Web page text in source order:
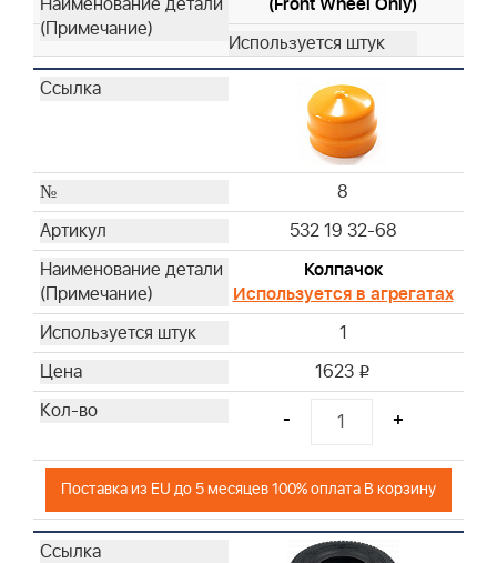
8
532 19 32-68
Колпачок
Используется в агрегатах
1
1623 i
- +
Поставка из EU до 5 месяцев 100% оплата В корзину